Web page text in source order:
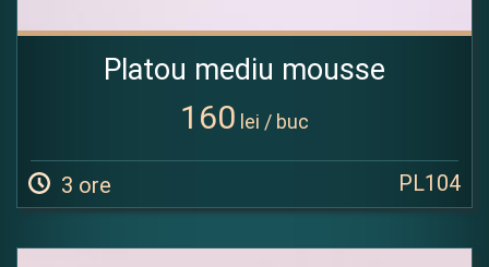
Platou mediu mousse
160 lei / buc
3 ore PL104